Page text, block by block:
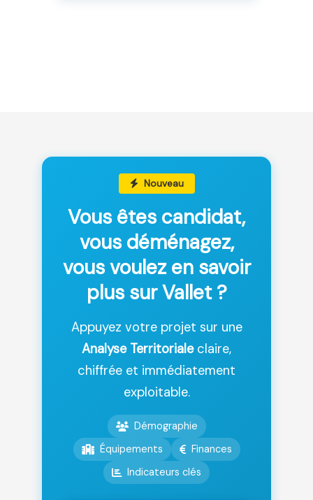
Nouveau
Vous êtes candidat,
vous déménagez,
vous voulez en savoir
plus sur Vallet ?
Appuyez votre projet sur une
Analyse Territorialeclaire,
chiffrée et immédiatement
exploitable.
Démographie
Équipements
Finances
Indicateurs clés